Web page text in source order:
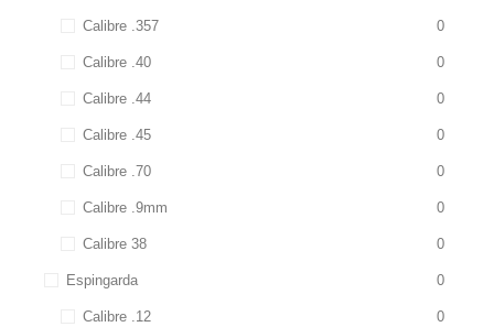
Calibre .357 0
Calibre .40 0
Calibre .44 0
Calibre .45 0
Calibre .70 0
Calibre .9mm 0
Calibre 38 0
Espingarda 0
Calibre .12 0